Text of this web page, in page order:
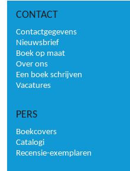
CONTACT
Contactgegevens
Nieuwsbrief
Boek op maat
Over ons
Een boek schrijven
Vacatures
PERS
Boekcovers
Catalogi
Recensie-exemplaren